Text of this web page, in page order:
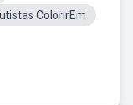
ColorirEm